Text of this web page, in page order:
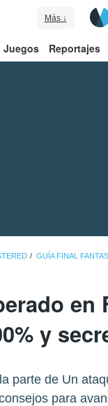
Más ↓
Juegos Reportajes
GUÍA FINAL
en
y
parte de Un
para